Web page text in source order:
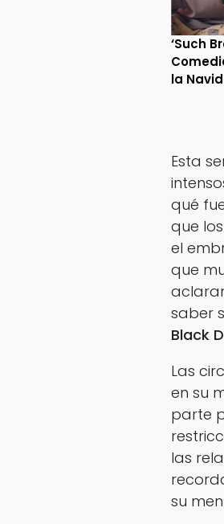
‘Such
la
Esta
qué
que
el
que
saber
Black
Las
en su
parte
las
su